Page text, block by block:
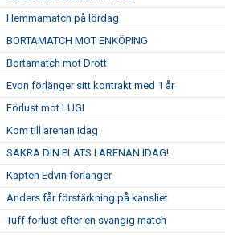
Hemmamatch på lördag
BORTAMATCH MOT ENKÖPING
Bortamatch mot Drott
Evon förlänger sitt kontrakt med 1 år
Förlust mot LUGI
Kom till arenan idag
SÄKRA DIN PLATS I ARENAN IDAG!
Kapten Edvin förlänger
Anders får förstärkning på kansliet
Tuff förlust efter en svängig match